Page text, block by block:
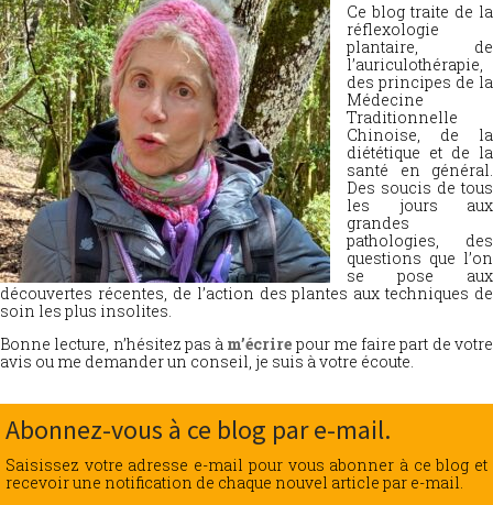
Ce blog traite de la
réflexologie
plantaire, de
l’auriculothérapie,
des principes de la
Médecine
Traditionnelle
Chinoise, de la
diététique et de la
santé en général.
Des soucis de tous
les jours aux
grandes
pathologies, des
questions que l’on
se pose aux
découvertes récentes, de l’action des plantes aux techniques de
soin les plus insolites.
Bonne lecture, n’hésitez pas à m’écrire pour me faire part de votre
avis ou me demander un conseil, je suis à votre écoute.
Abonnez-vous à ce blog par e-mail.
Saisissez votre adresse e-mail pour vous abonner à ce blog et
recevoir une notification de chaque nouvel article par e-mail.